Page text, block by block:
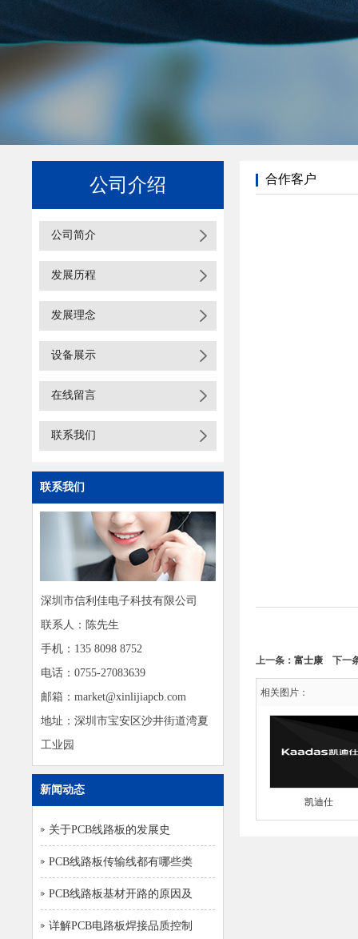
公司介绍
公司简介
发展历程
发展理念
设备展示
在线留言
联系我们
联系我们
深圳市信利佳电子科技有限公司
联系人：陈先生
手机：135 8098 8752
电话：0755-27083639
邮箱：market@xinlijiapcb.com
地址：深圳市宝安区沙井街道湾夏
工业园
新闻动态
关于PCB线路板的发展史
PCB线路板传输线都有哪些类
PCB线路板基材开路的原因及
详解PCB电路板焊接品质控制
合作客户
上一条： 富士康 下一
相关图片：
凯迪仕